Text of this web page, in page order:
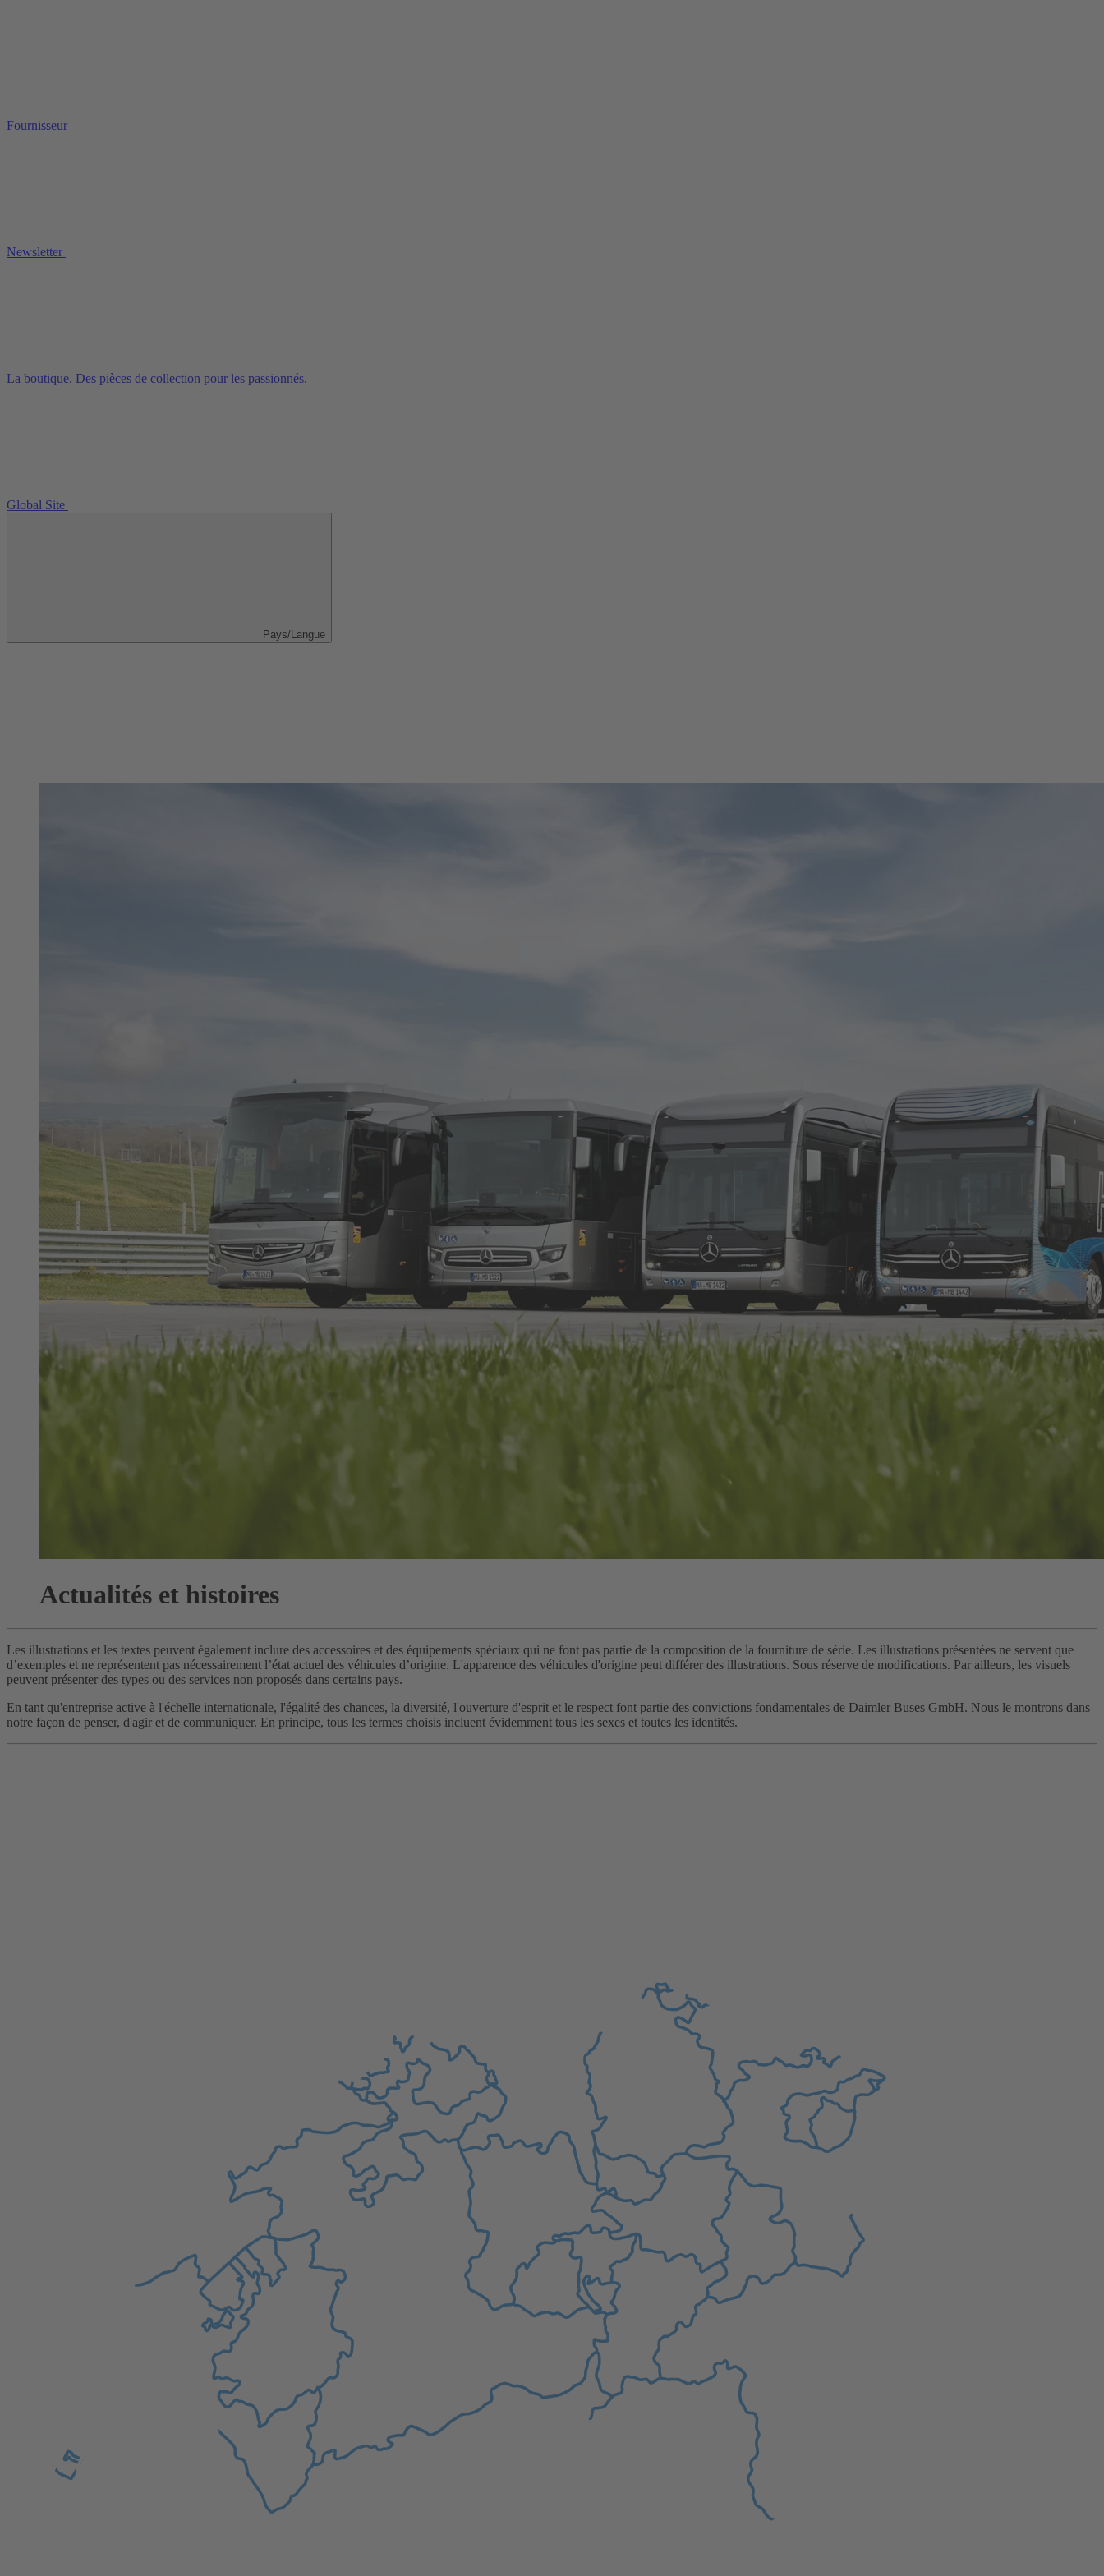
Fournisseur
Newsletter
La boutique. Des pièces de collection pour les passionnés.
Global Site
Pays/Langue
Actualités et histoires
Les illustrations et les textes peuvent également inclure des accessoires et des équipements spéciaux qui ne font pas partie de la composition de la fourniture de série. Les illustrations présentées ne servent que
d’exemples et ne représentent pas nécessairement l’état actuel des véhicules d’origine. L'apparence des véhicules d'origine peut différer des illustrations. Sous réserve de modifications. Par ailleurs, les visuels
peuvent présenter des types ou des services non proposés dans certains pays.
En tant qu'entreprise active à l'échelle internationale, l'égalité des chances, la diversité, l'ouverture d'esprit et le respect font partie des convictions fondamentales de Daimler Buses GmbH. Nous le montrons dans
notre façon de penser, d'agir et de communiquer. En principe, tous les termes choisis incluent évidemment tous les sexes et toutes les identités.